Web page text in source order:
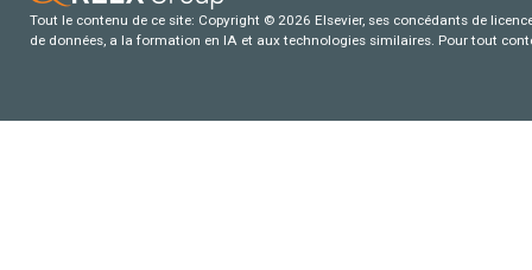
Tout le contenu de ce site: Copyright © 2026 Elsevier, ses concédants de
de données, a la formation en IA et aux technologies similaires. Pour tout